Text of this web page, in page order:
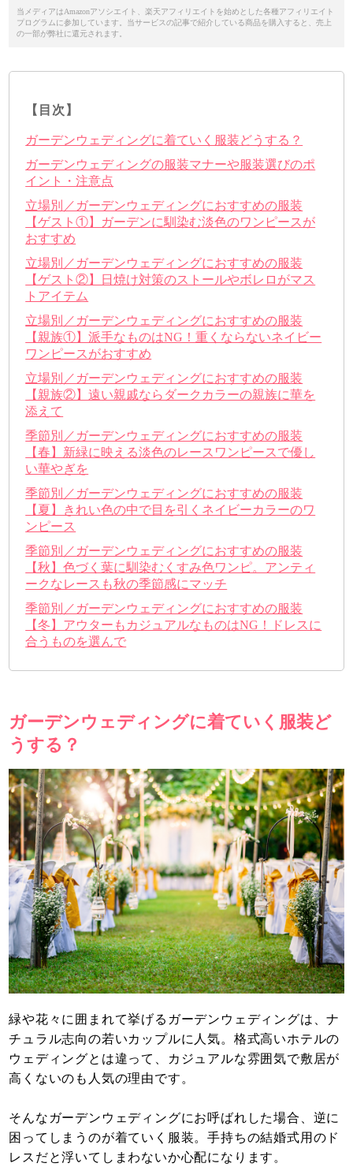
当メディアはAmazonアソシエイト、楽天アフィリエイトを始めとした各種アフィリエイト
プログラムに参加しています。当サービスの記事で紹介している商品を購入すると、売上
の一部が弊社に還元されます。
【目次】
ガーデンウェディングに着ていく服装どうする？
ガーデンウェディングの服装マナーや服装選びのポ
イント・注意点
立場別／ガーデンウェディングにおすすめの服装
【ゲスト①】ガーデンに馴染む淡色のワンピースが
おすすめ
立場別／ガーデンウェディングにおすすめの服装
【ゲスト②】日焼け対策のストールやボレロがマス
トアイテム
立場別／ガーデンウェディングにおすすめの服装
【親族①】派手なものはNG！重くならないネイビー
ワンピースがおすすめ
立場別／ガーデンウェディングにおすすめの服装
【親族②】遠い親戚ならダークカラーの親族に華を
添えて
季節別／ガーデンウェディングにおすすめの服装
【春】新緑に映える淡色のレースワンピースで優し
い華やぎを
季節別／ガーデンウェディングにおすすめの服装
【夏】きれい色の中で目を引くネイビーカラーのワ
ンピース
季節別／ガーデンウェディングにおすすめの服装
【秋】色づく葉に馴染むくすみ色ワンピ。アンティ
ークなレースも秋の季節感にマッチ
季節別／ガーデンウェディングにおすすめの服装
【冬】アウターもカジュアルなものはNG！ドレスに
合うものを選んで
ガーデンウェディングに着ていく服装ど
うする？
緑や花々に囲まれて挙げるガーデンウェディングは、ナ
チュラル志向の若いカップルに人気。格式高いホテルの
ウェディングとは違って、カジュアルな雰囲気で敷居が
高くないのも人気の理由です。
そんなガーデンウェディングにお呼ばれした場合、逆に
困ってしまうのが着ていく服装。手持ちの結婚式用のド
レスだと浮いてしまわないか心配になります。